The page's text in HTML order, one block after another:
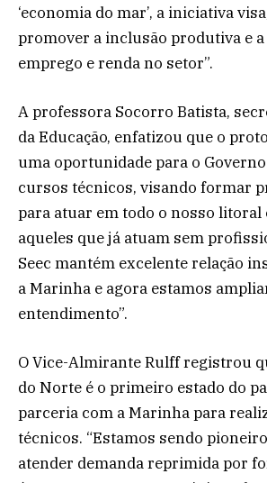
‘economia do mar’, a iniciativa
promover a inclusão produtiva e a
emprego e renda no setor”.
A professora Socorro Batista,
da Educação, enfatizou que o
uma oportunidade para o
cursos técnicos, visando formar
para atuar em todo o nosso litoral
aqueles que já atuam sem
Seec mantém excelente relação
a Marinha e agora estamos
entendimento”.
O Vice-Almirante Rulff registrou
do Norte é o primeiro estado do
parceria com a Marinha para
técnicos. “Estamos sendo
atender demanda reprimida por